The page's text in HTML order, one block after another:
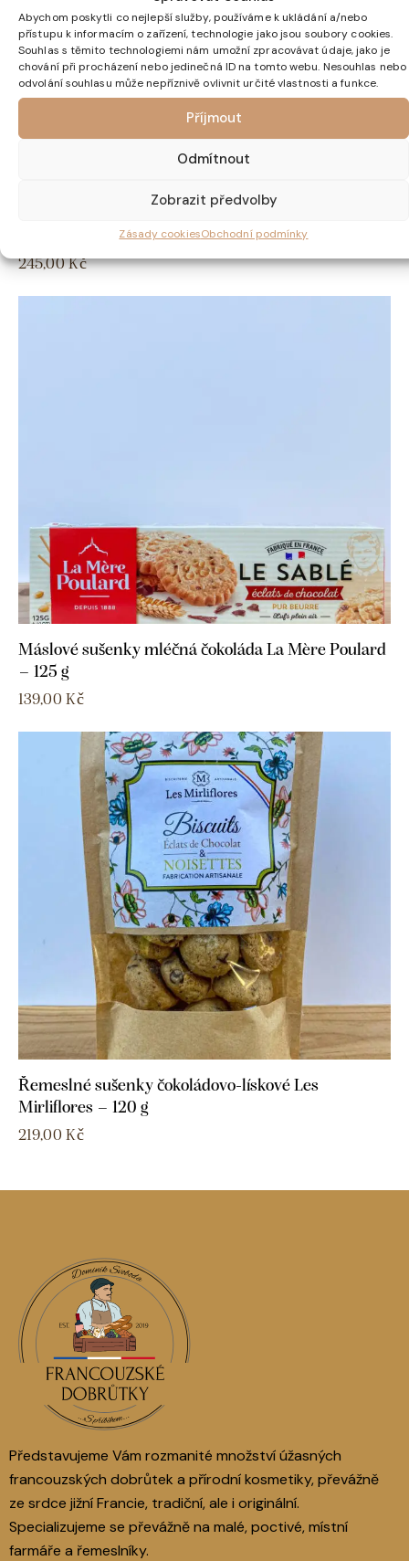
Abychom poskytli co nejlepší služby, používáme k ukládání a/nebo
přístupu k informacím o zařízení, technologie jako jsou soubory cookies.
Souhlas s těmito technologiemi nám umožní zpracovávat údaje, jako je
chování při procházení nebo jedinečná ID na tomto webu. Nesouhlas nebo
odvolání souhlasu může nepříznivě ovlivnit určité vlastnosti a funkce.
Příjmout
Odmítnout
Zobrazit předvolby
Zásady cookiesObchodní podmínky
Kapsičky jablko-jahodové Marpom’s Pack – 4x 85g
245,00Kč
Máslové sušenky mléčná čokoláda La Mère Poulard
– 125 g
139,00 Kč
Řemeslné sušenky čokoládovo-lískové Les
Mirliflores – 120 g
219,00 Kč
Představujeme Vám rozmanité množství úžasných
francouzských dobrůtek a přírodní kosmetiky, převážně
ze srdce jižní Francie, tradiční, ale i originální.
Specializujeme se převážně na malé, poctivé, místní
farmáře a řemeslníky.